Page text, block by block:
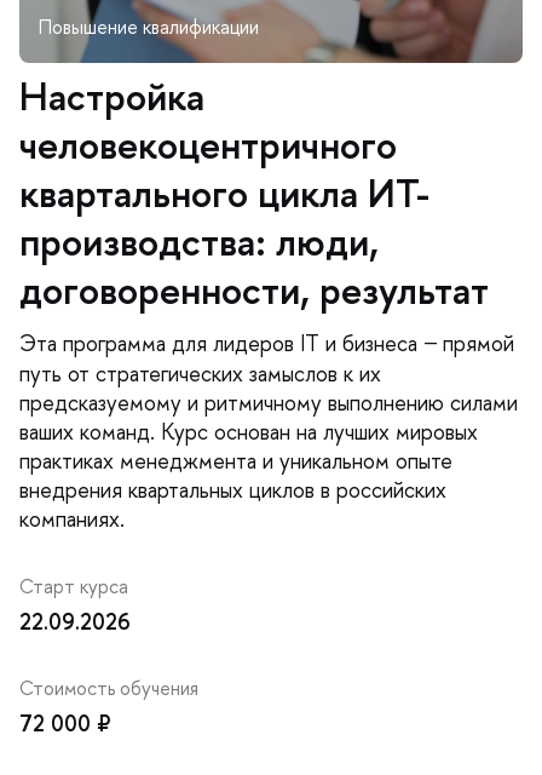
Настройка
человекоцентричного
квартального цикла ИТ-
производства: люди,
договоренности, результат
Эта программа для лидеров IT и бизнеса — прямой
путь от стратегических замыслов к их
предсказуемому и ритмичному выполнению силами
аших команд. Курс основан на лучших мировых
практиках менеджмента и уникальном опыте
недрения квартальных циклов в российских
компаниях.
Старт курса
22.09.2026
Стоимость обучения
72 000 ₽